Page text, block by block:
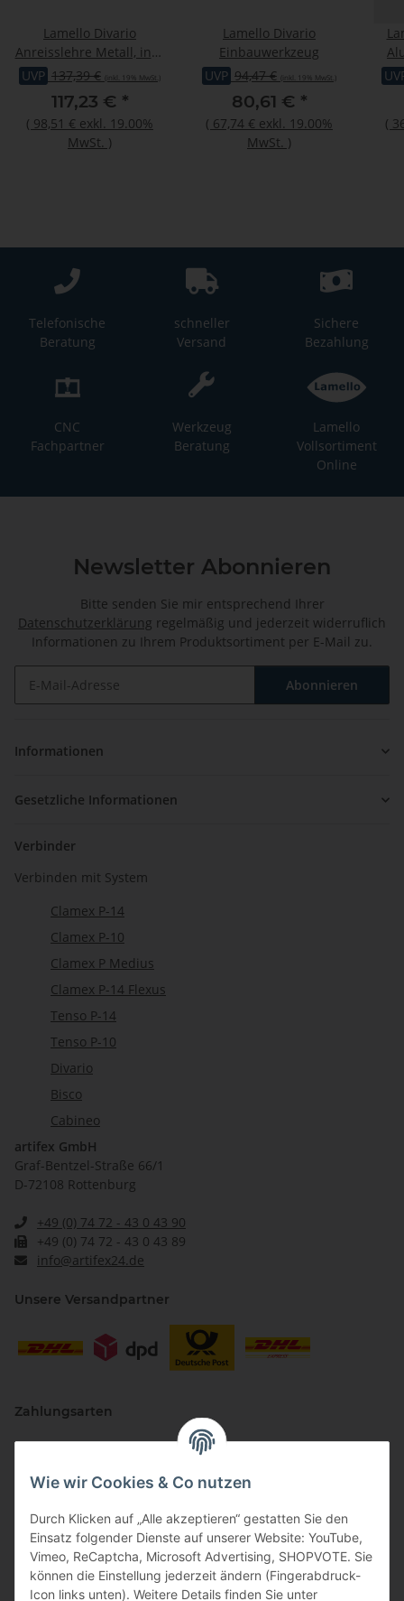
Wie wir Cookies & Co nutzen
Durch Klicken auf „Alle akzeptieren“ gestatten Sie den
Einsatz folgender Dienste auf unserer Website: YouTube,
Vimeo, ReCaptcha, Microsoft Advertising, SHOPVOTE. Sie
können die Einstellung jederzeit ändern (Fingerabdruck-
Icon links unten). Weitere Details finden Sie unter
Lamello Divario
Anreisslehre Metall, inkl.
Bohrer und drehbarem
UVP 137,39 € (inkl. 19% MwSt.)
117,23 € *
( 98,51 € exkl. 19.00%
MwSt. )
Lamello Divario
Einbauwerkzeug
UVP 94,47 € (inkl. 19% MwSt.)
80,61 € *
( 67,74 € exkl. 19.00%
MwSt. )
(
Telefonische
Beratung
schneller
Versand
Sichere
Bezahlung
CNC
Fachpartner
Werkzeug
Beratung
Lamello
Vollsortiment
Online
Newsletter Abonnieren
Bitte senden Sie mir entsprechend Ihrer
Datenschutzerklärung regelmäßig und jederzeit widerruflich
Informationen zu Ihrem Produktsortiment per E-Mail zu.
Abonnieren
Informationen
Gesetzliche Informationen
Verbinder
Verbinden mit System
Clamex P-14
Clamex P-10
Clamex P Medius
Clamex P-14 Flexus
Tenso P-14
Tenso P-10
Divario
Bisco
Cabineo
artifex GmbH
Graf-Bentzel-Straße 66/1
D-72108 Rottenburg
+49 (0) 74 72 - 43 0 43 90
+49 (0) 74 72 - 43 0 43 89
info@artifex24.de
Unsere Versandpartner
Zahlungsarten
Vertriebspartner